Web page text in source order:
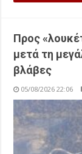
Προς
μετά τη
βλάβες
05/08/2026 22:06